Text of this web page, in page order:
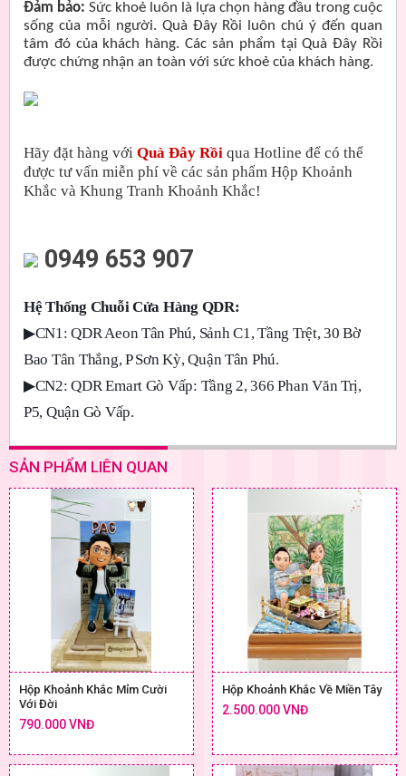
Đảm bảo: Sức khoẻ luôn là lựa chọn hàng đầu trong cuộc
sống của mỗi người. Quà Đây Rồi luôn chú ý đến quan
tâm đó của khách hàng. Các sản phẩm tại Quà Đây Rồi
được chứng nhận an toàn với sức khoẻ của khách hàng.
Hãy đặt hàng với Quà Đây Rồi qua Hotline để có thể
được tư vấn miễn phí về các sản phẩm Hộp Khoảnh
Khắc và Khung Tranh Khoảnh Khắc!
0949 653 907
Hệ Thống Chuỗi Cửa Hàng QDR:
▶CN1: QDR Aeon Tân Phú, Sảnh C1, Tầng Trệt, 30 Bờ
Bao Tân Thắng, P Sơn Kỳ, Quận Tân Phú.
▶CN2: QDR Emart Gò Vấp: Tầng 2, 366 Phan Văn Trị,
P5, Quận Gò Vấp.
SẢN PHẨM LIÊN QUAN
Hộp Khoảnh Khắc Mỉm Cười
Với Đời
790.000 VNĐ
Hộp Khoảnh Khắc Về Miền Tây
2.500.000 VNĐ